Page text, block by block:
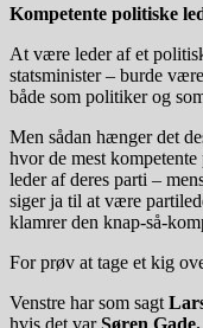
Kompetente politiske
At være leder af et
statsminister – burde
både som politiker og
Men sådan hænger det
hvor de mest
leder af deres parti –
siger ja til at være
klamrer den knap-så-
For prøv at tage et kig
Venstre har som sagt